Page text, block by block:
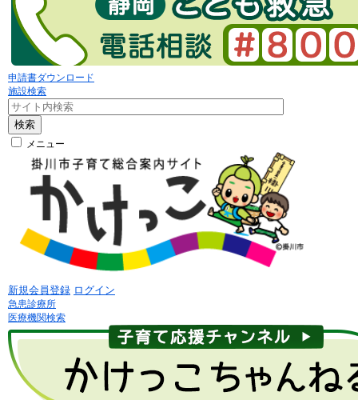
申請書ダウンロード
施設検索
検索
メニュー
新規会員登録 ログイン
急患診療所
医療機関検索